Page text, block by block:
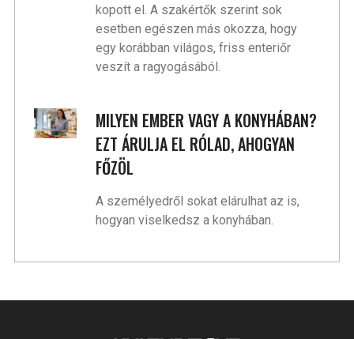
kopott el. A szakértők szerint sok
esetben egészen más okozza, hogy
egy korábban világos, friss enteriőr
veszít a ragyogásából.
MILYEN EMBER VAGY A KONYHÁBAN?
EZT ÁRULJA EL RÓLAD, AHOGYAN
FŐZÖL
A személyedről sokat elárulhat az is,
hogyan viselkedsz a konyhában.